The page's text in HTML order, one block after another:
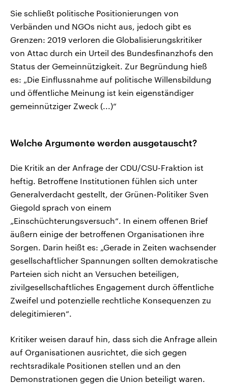
Sie schließt politische Positionierungen von
Verbänden und NGOs nicht aus, jedoch gibt es
Grenzen: 2019 verloren die Globalisierungskritiker
von Attac durch ein Urteil des Bundesfinanzhofs den
Status der Gemeinnützigkeit. Zur Begründung hieß
es: „Die Einflussnahme auf politische Willensbildung
und öffentliche Meinung ist kein eigenständiger
gemeinnütziger Zweck (...)“
Welche Argumente werden ausgetauscht?
Die Kritik an der Anfrage der CDU/CSU-Fraktion ist
heftig. Betroffene Institutionen fühlen sich unter
Generalverdacht gestellt, der Grünen-Politiker Sven
Giegold sprach von einem
„Einschüchterungsversuch“. In einem offenen Brief
äußern einige der betroffenen Organisationen ihre
Sorgen. Darin heißt es: „Gerade in Zeiten wachsender
gesellschaftlicher Spannungen sollten demokratische
Parteien sich nicht an Versuchen beteiligen,
zivilgesellschaftliches Engagement durch öffentliche
Zweifel und potenzielle rechtliche Konsequenzen zu
delegitimieren“.
Kritiker weisen darauf hin, dass sich die Anfrage allein
auf Organisationen ausrichtet, die sich gegen
rechtsradikale Positionen stellen und an den
Demonstrationen gegen die Union beteiligt waren.